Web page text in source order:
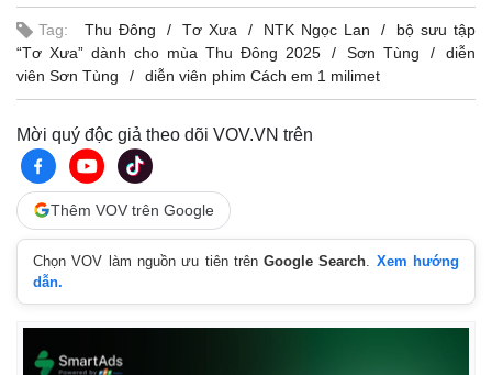
Thế giới thể thao
eSports
Hậu trường
Tư vấn
Tag: Thu Đông Tơ Xưa NTK Ngọc Lan
bộ sưu tập
“Tơ Xưa” dành cho mùa Thu Đông 2025
Sơn Tùng
diễn
viên Sơn Tùng
diễn viên phim Cách em 1 milimet
Mời quý độc giả theo dõi VOV.VN trên
Thêm VOV trên Google
Chọn VOV làm nguồn ưu tiên trênGoogle Search
Xem hướng
dẫn.